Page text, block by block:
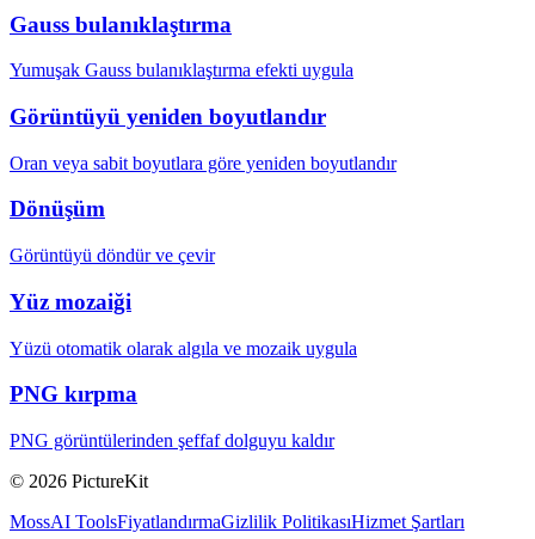
Gauss bulanıklaştırma
Yumuşak Gauss bulanıklaştırma efekti uygula
Görüntüyü yeniden boyutlandır
Oran veya sabit boyutlara göre yeniden boyutlandır
Dönüşüm
Görüntüyü döndür ve çevir
Yüz mozaiği
Yüzü otomatik olarak algıla ve mozaik uygula
PNG kırpma
PNG görüntülerinden şeffaf dolguyu kaldır
© 2026 PictureKit
MossAI ToolsFiyatlandırmaGizlilik PolitikasıHizmet Şartları